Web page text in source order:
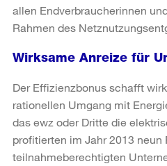
allen Endverbraucherinnen
Rahmen des
Wirksame Anreize für
Der Effizienzbonus schafft
rationellen Umgang mit
das ewz oder Dritte die
profitierten im Jahr 2013 neun
teilnahmeberechtigten